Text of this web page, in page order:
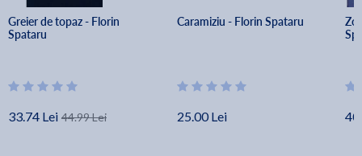
Greier de topaz - Florin
Spataru
33.74 Lei 44.99 Lei
Caramiziu - Florin Spataru
25.00 Lei